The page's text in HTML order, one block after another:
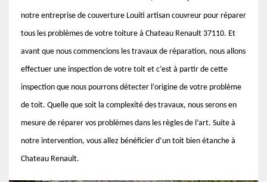
notre entreprise de couverture Louiti artisan couvreur pour réparer
tous les problèmes de votre toiture à Chateau Renault 37110. Et
avant que nous commencions les travaux de réparation, nous allons
effectuer une inspection de votre toit et c’est à partir de cette
inspection que nous pourrons détecter l’origine de votre problème
de toit. Quelle que soit la complexité des travaux, nous serons en
mesure de réparer vos problèmes dans les règles de l’art. Suite à
notre intervention, vous allez bénéficier d’un toit bien étanche à
Chateau Renault.